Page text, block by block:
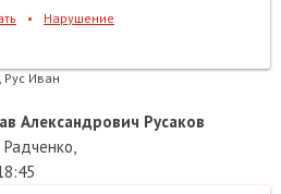
• Нарушение
Рус Иван
Александрович Русаков